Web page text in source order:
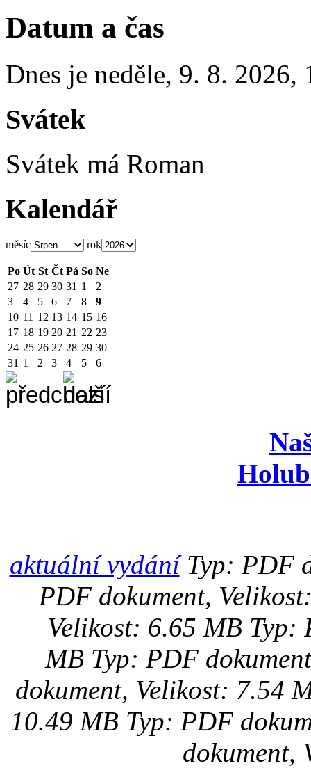
Datum a čas
Dnes je neděle, 9. 8. 2026,
Svátek
Svátek má Roman
Kalendář
měsíc rok
Po Út St Čt Pá So Ne
27 28 29 30 31 1
2
3
4 5 6 7 8
9
10 11 12 13 14 15 16
17 18 19 20 21 22 23
24 25 26 27 28 29 30
31 1 2 3 4 5 6
aktuální vydáníTyp: PDF
PDF dokument,
Velikost: 6.65 MB Typ:
MB Typ: PDF
dokument, Velikost: 7.54
10.49 MB Typ: PDF
dokument,